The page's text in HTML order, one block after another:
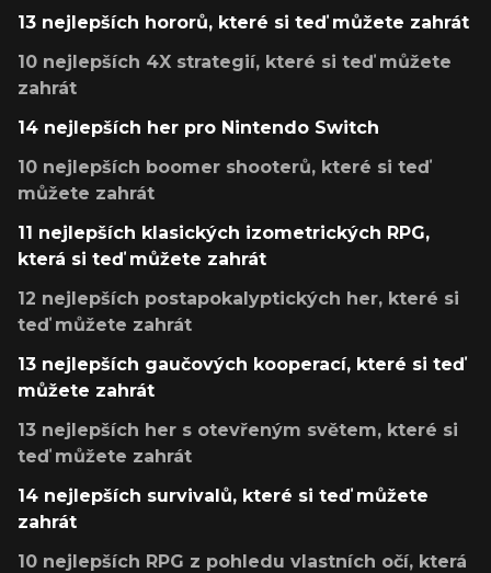
13 nejlepších hororů, které si teď můžete zahrát
10 nejlepších 4X strategií, které si teď můžete
zahrát
14 nejlepších her pro Nintendo Switch
10 nejlepších boomer shooterů, které si teď
můžete zahrát
11 nejlepších klasických izometrických RPG,
která si teď můžete zahrát
12 nejlepších postapokalyptických her, které si
teď můžete zahrát
13 nejlepších gaučových kooperací, které si teď
můžete zahrát
13 nejlepších her s otevřeným světem, které si
teď můžete zahrát
14 nejlepších survivalů, které si teď můžete
zahrát
10 nejlepších RPG z pohledu vlastních očí, která